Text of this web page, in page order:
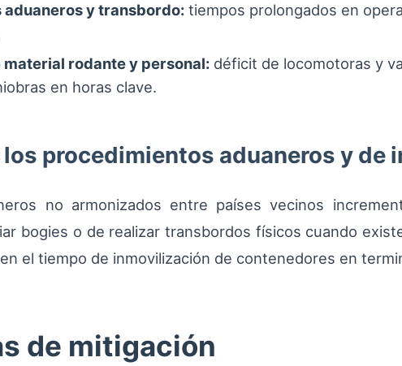
y transbordo: tiempos prolongados en
rodante y personal: déficit de locomotoras y
en horas clave.
procedimientos aduaneros y de
no armonizados entre países vecinos
bogies o de realizar transbordos físicos cuando
el tiempo de inmovilización de contenedores en
de mitigación